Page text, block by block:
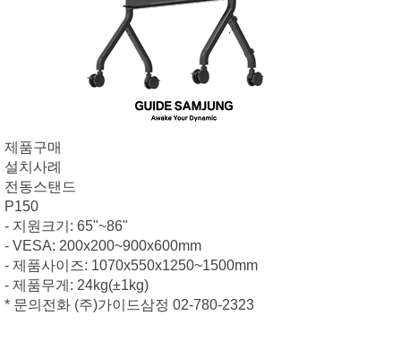
제품구매
설치사례
전동스탠드
P150
- 지원크기: 65"~86"
- VESA: 200x200~900x600mm
- 제품사이즈: 1070x550x1250~1500mm
- 제품무게: 24kg(±1kg)
* 문의전화 (주)가이드삼정 02-780-2323